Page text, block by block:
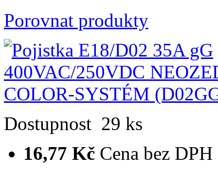
Porovnat produkty
Dostupnost 29 ks
16,77 Kč Cena bez DPH